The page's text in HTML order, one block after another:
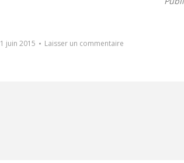
juin 2015 Laisser un commentaire